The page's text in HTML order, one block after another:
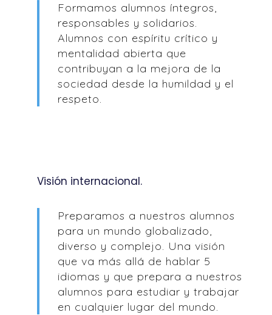
Formamos alumnos íntegros,
responsables y solidarios.
Alumnos con espíritu crítico y
mentalidad abierta que
contribuyan a la mejora de la
sociedad desde la humildad y el
respeto.
Visión internacional.
Preparamos a nuestros alumnos
para un mundo globalizado,
diverso y complejo. Una visión
que va más allá de hablar 5
idiomas y que prepara a nuestros
alumnos para estudiar y trabajar
en cualquier lugar del mundo.